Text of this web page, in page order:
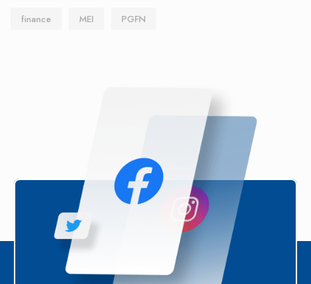
finance MEI PGFN